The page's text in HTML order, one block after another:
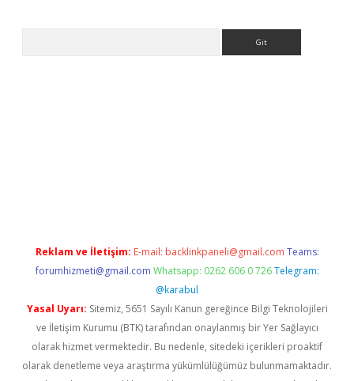
Reklam ve İletişim: E-mail: backlinkpaneli@gmail.com Teams:
forumhizmeti@gmail.com Whatsapp: 0262 606 0 726 Telegram:
@karabul
Yasal Uyarı: Sitemiz, 5651 Sayılı Kanun gereğince Bilgi Teknolojileri
ve İletişim Kurumu (BTK) tarafından onaylanmış bir Yer Sağlayıcı
olarak hizmet vermektedir. Bu nedenle, sitedeki içerikleri proaktif
olarak denetleme veya araştırma yükümlülüğümüz bulunmamaktadır.